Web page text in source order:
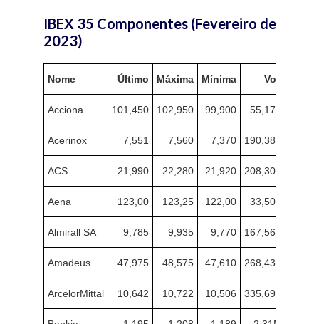
IBEX 35 Componentes (Fevereiro de
2023)
Nome Último Máxima Mínima Vol.
Acciona 101,450 102,950 99,900 55,17K
Acerinox 7,551 7,560 7,370 190,38K
ACS 21,990 22,280 21,920 208,30K
Aena 123,00 123,25 122,00 33,50K
Almirall SA 9,785 9,935 9,770 167,56K
Amadeus 47,975 48,575 47,610 268,43K
ArcelorMittal 10,642 10,722 10,506 335,69K